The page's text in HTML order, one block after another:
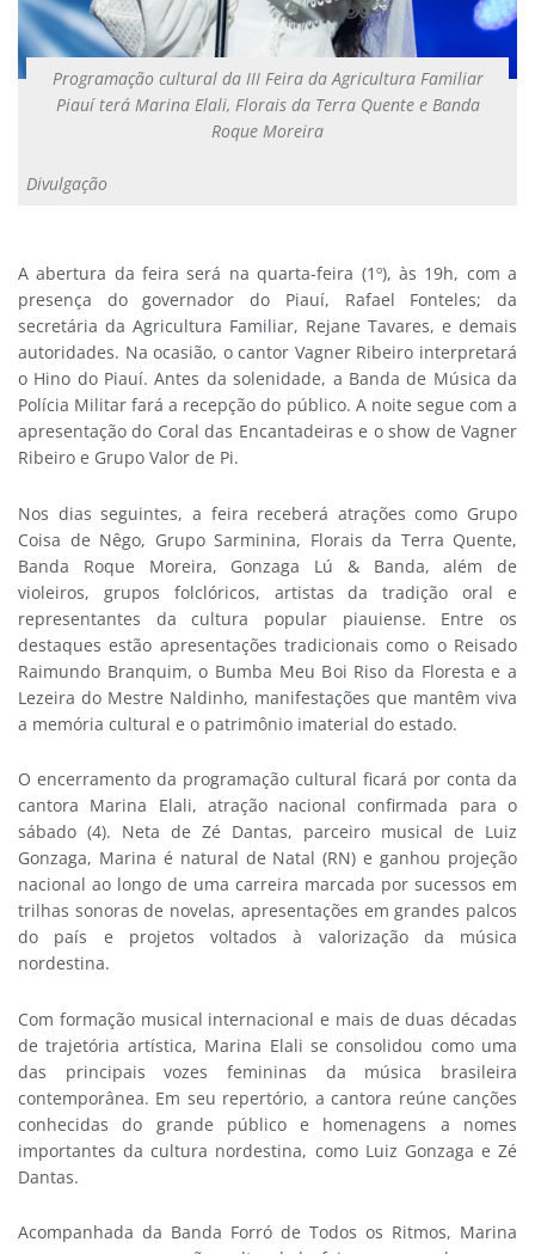
Programação cultural da III Feira da Agricultura Familiar
Piauí terá Marina Elali, Florais da Terra Quente e Banda
Roque Moreira
Divulgação
A abertura da feira será na quarta-feira (1º), às 19h, com a
presença do governador do Piauí, Rafael Fonteles; da
secretária da Agricultura Familiar, Rejane Tavares, e demais
autoridades. Na ocasião, o cantor Vagner Ribeiro interpretará
o Hino do Piauí. Antes da solenidade, a Banda de Música da
Polícia Militar fará a recepção do público. A noite segue com a
apresentação do Coral das Encantadeiras e o show de Vagner
Ribeiro e Grupo Valor de Pi.
Nos dias seguintes, a feira receberá atrações como Grupo
Coisa de Nêgo, Grupo Sarminina, Florais da Terra Quente,
Banda Roque Moreira, Gonzaga Lú & Banda, além de
violeiros, grupos folclóricos, artistas da tradição oral e
representantes da cultura popular piauiense. Entre os
destaques estão apresentações tradicionais como o Reisado
Raimundo Branquim, o Bumba Meu Boi Riso da Floresta e a
Lezeira do Mestre Naldinho, manifestações que mantêm viva
a memória cultural e o patrimônio imaterial do estado.
O encerramento da programação cultural ficará por conta da
cantora Marina Elali, atração nacional confirmada para o
sábado (4). Neta de Zé Dantas, parceiro musical de Luiz
Gonzaga, Marina é natural de Natal (RN) e ganhou projeção
nacional ao longo de uma carreira marcada por sucessos em
trilhas sonoras de novelas, apresentações em grandes palcos
do país e projetos voltados à valorização da música
nordestina.
Com formação musical internacional e mais de duas décadas
de trajetória artística, Marina Elali se consolidou como uma
das principais vozes femininas da música brasileira
contemporânea. Em seu repertório, a cantora reúne canções
conhecidas do grande público e homenagens a nomes
importantes da cultura nordestina, como Luiz Gonzaga e Zé
Dantas.
Acompanhada da Banda Forró de Todos os Ritmos, Marina